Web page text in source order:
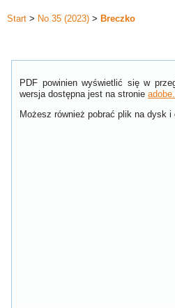
Start > No 35 (2023) > Breczko
PDF powinien wyświetlić się w
wersja dostępna jest na stronie
Możesz również pobrać plik na dysk